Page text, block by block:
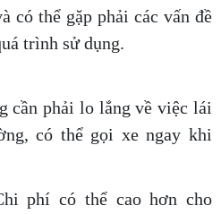
có thể gặp phải các vấn đề
trình sử dụng.
cần phải lo lắng về việc lái
có thể gọi xe ngay khi
phí có thể cao hơn cho